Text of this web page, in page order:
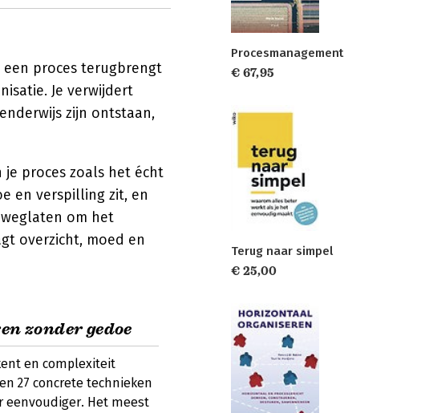
proces terugbrengt
Je verwijdert
zijn ontstaan,
proces zoals het écht
en verspilling zit, en
om het
overzicht, moed en
zonder gedoe
en complexiteit
27 concrete technieken
eenvoudiger. Het meest
Procesmanagement
€ 67,95
Terug naar simpel
€ 25,00